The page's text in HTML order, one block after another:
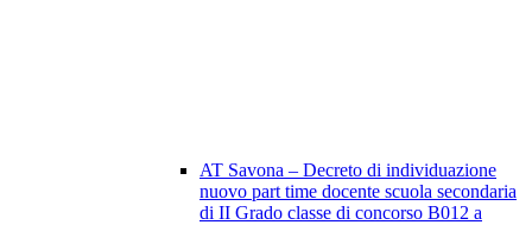
AT Savona – Decreto di individuazione
nuovo part time docente scuola secondaria
di II Grado classe di concorso B012 a